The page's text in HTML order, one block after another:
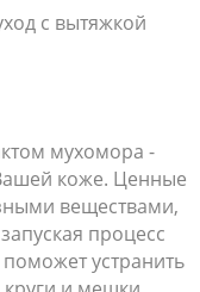
с вытяжкой
мухомора -
коже. Ценные
веществами,
процесс
устранить